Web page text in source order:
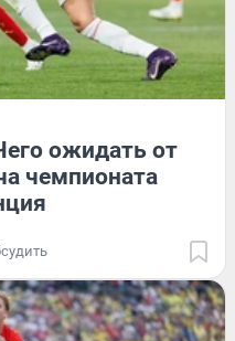
ожидать от
чемпионата